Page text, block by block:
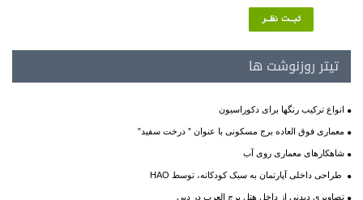
تیتر روزنوشت ها
انواع ترکیب رنگها برای دکوراسیون
معماری فوق العاده برج مسکونی با عنوان ” درخت سفید”
شاهکارهای معماری روی آب
طراحی داخلی آپارتمان به سبک کودکانه، توسط HAO
تصاویری دیدنی از داخل هتل برج العرب در دبی